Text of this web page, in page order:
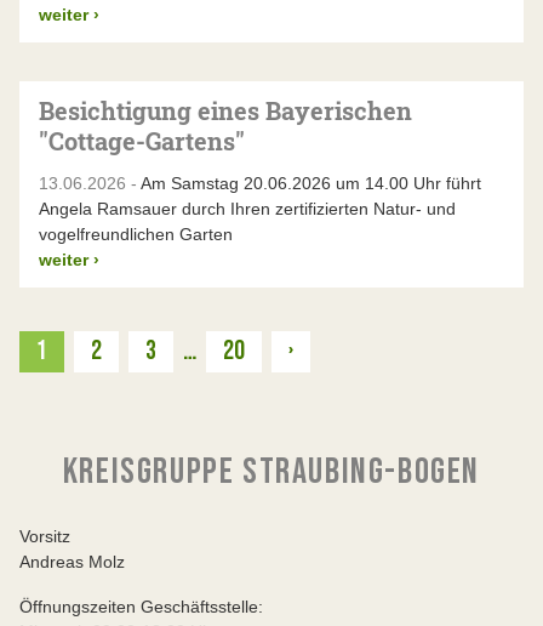
weiter ›
Besichtigung eines Bayerischen
"Cottage-Gartens"
13.06.2026 - Am Samstag 20.06.2026 um 14.00 Uhr führt
Angela Ramsauer durch Ihren zertifizierten Natur- und
vogelfreundlichen Garten
weiter ›
1 2 3 … 20 ›Weiter
KREISGRUPPE STRAUBING-BOGEN
Vorsitz
Andreas Molz
Öffnungszeiten Geschäftsstelle: